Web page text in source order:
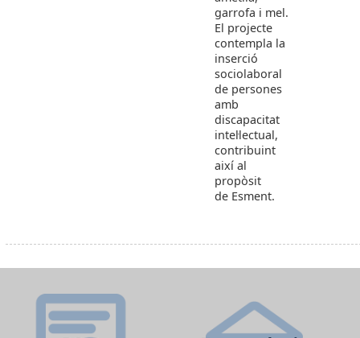
garrofa i mel.
El projecte
contempla la
inserció
sociolaboral
de persones
amb
discapacitat
intel·lectual,
contribuint
així al
propòsit
de Esment.